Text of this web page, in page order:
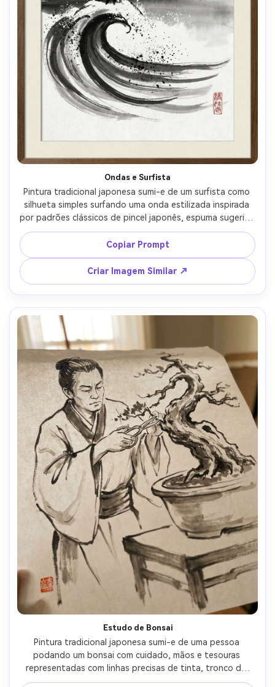
Ondas e Surfista
Pintura tradicional japonesa sumi-e de um surfista como
silhueta simples surfando uma onda estilizada inspirada
por padrões clássicos de pincel japonês, espuma sugerida
com respingos e pincel seco, horizonte se dissolvendo na
névoa, tinta monocromática, espaço negativo forte,
textura de papel de arroz, selo vermelho, lente 85mm,
profundidade de campo rasa, iluminação cinematográfica
suave --ar 4:5
Copiar Prompt
Criar Imagem Similar ↗
Estudo de Bonsai
Pintura tradicional japonesa sumi-e de uma pessoa
podando um bonsai com cuidado, mãos e tesouras
representadas com linhas precisas de tinta, tronco do
bonsai texturizado com pincel seco, vaso e mesa mínimos,